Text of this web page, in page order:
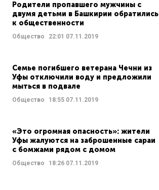
Родители пропавшего мужчины с
двумя детьми в Башкирии обратились
к общественности
Общество 22:01 07.11.2019
Семье погибшего ветерана Чечни из
Уфы отключили воду и предложили
мыться в подвале
Общество 18:55 07.11.2019
«Это огромная опасность»: жители
Уфы жалуются на заброшенные сараи
с бомжами рядом с домом
Общество 18:26 07.11.2019